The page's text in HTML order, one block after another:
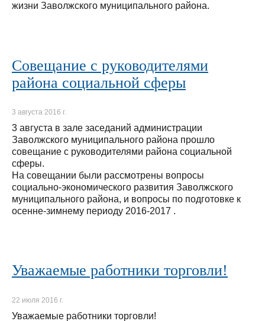
жизни Заволжского муниципального района.
Совещание с руководителями
района социальной сферы
3 августа 2016 г.
3 августа в зале заседаний администрации
Заволжского муниципального района прошло
совещание с руководителями района социальной
сферы.
На совещании были рассмотрены вопросы
социально-экономического развития Заволжского
муниципального района, и вопросы по подготовке к
осенне-зимнему периоду 2016-2017 .
Уважаемые работники торговли!
22 июля 2016 г.
Уважаемые работники торговли!